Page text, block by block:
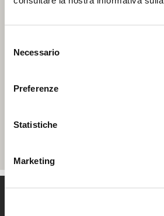
delNecessario
Preferenze
Statistiche
Marketing